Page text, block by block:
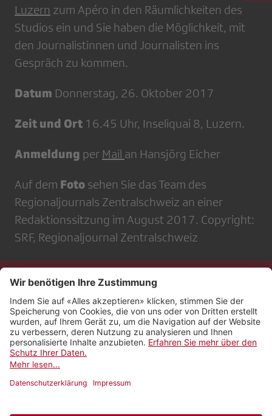
Luzern zum Apéro in den Räumlichkeiten des
Studios ein und Sie haben die Möglichkeit, mit
den Journalistinnen und Journalisten ins
Gespräch zu kommen.
Datum Donnerstag, 26. Oktober 2017
Zeit und Ort 16.45 Uhr, Inseliquai 8, Luzern.
Anmeldung per Mail an Hansjörg Eicher
Auf dem Foto sehen Sie das Team des
Regionaljournals Zentralschweiz an einer
Redaktionssitzung im August 2017. Copyright:
SRF, Regionaljournal Zentralschweiz
Kontakt
Impressum
Rechtliches
Netiquette